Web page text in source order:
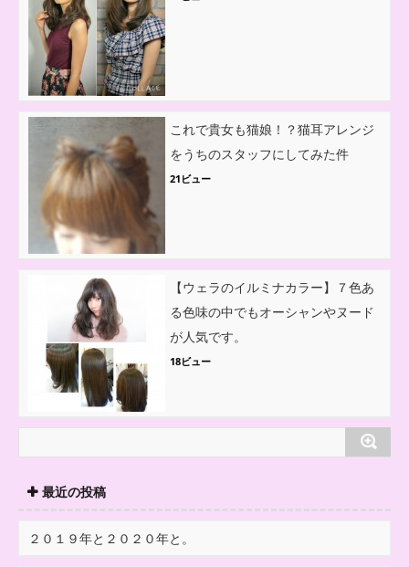
これで貴女も猫娘！？猫耳アレンジ
をうちのスタッフにしてみた件
21ビュー
【ウェラのイルミナカラー】７色あ
る色味の中でもオーシャンやヌード
が人気です。
18ビュー
最近の投稿
２０１９年と２０２０年と。